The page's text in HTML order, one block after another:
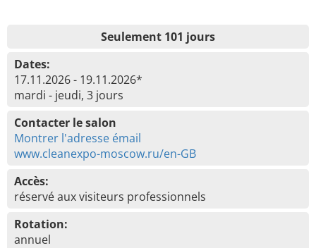
Seulement 101 jours
Dates:
17.11.2026 - 19.11.2026*
mardi - jeudi, 3 jours
Contacter le salon
Montrer l'adresse émail
www.cleanexpo-moscow.ru/en-GB
Accès:
réservé aux visiteurs professionnels
Rotation:
annuel